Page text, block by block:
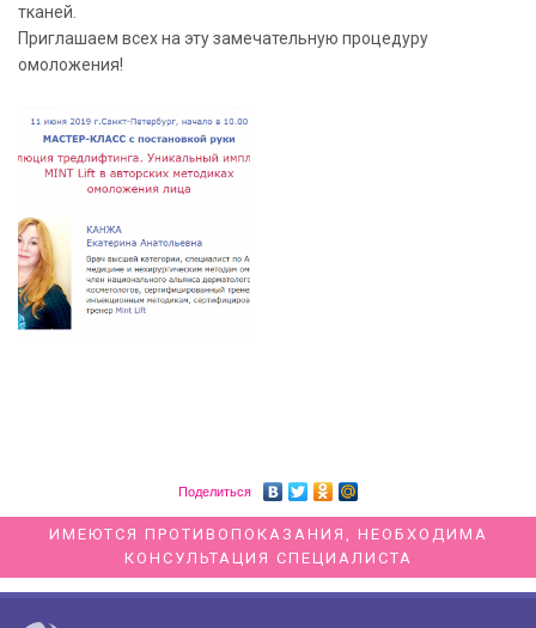
тканей.
Приглашаем всех на эту замечательную процедуру
омоложения!
Поделиться
ИМЕЮТСЯ ПРОТИВОПОКАЗАНИЯ, НЕОБХОДИМА
КОНСУЛЬТАЦИЯ СПЕЦИАЛИСТА